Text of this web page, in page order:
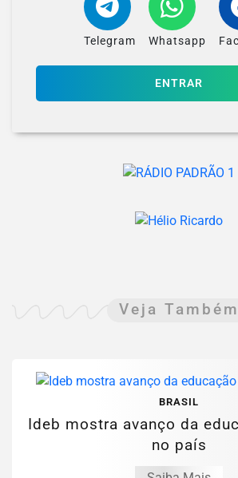
Telegram Whatsapp
ENTRAR
Veja Também
BRASIL
Ideb mostra avanço da
no país